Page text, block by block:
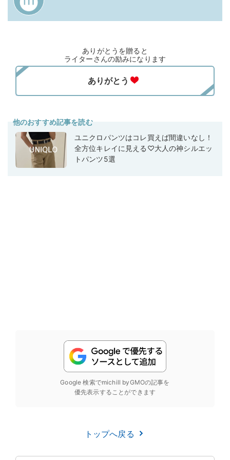
ありがとうを贈ると
ライターさんの励みになります
他のおすすめ記事を読む
ユニクロパンツはコレ買えば間違いなし！
全方位キレイに見える♡大人の神シルエッ
トパンツ5選
Google 検索でmichill byGMOの記事を
優先表示することができます
トップへ戻る